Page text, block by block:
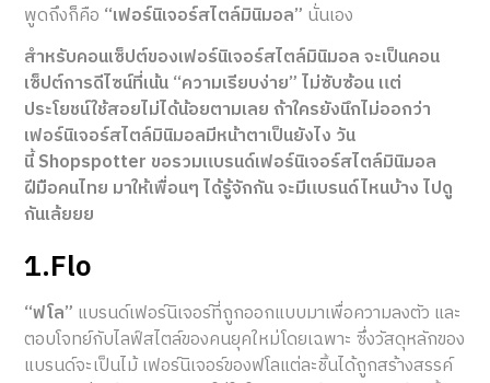
พูดถึงก็คือ “เฟอร์นิเจอร์สไตล์มินิมอล” นั่นเอง
สำหรับคอนเซ็ปต์ของเฟอร์นิเจอร์สไตล์มินิมอล จะเป็นคอน
เซ็ปต์การดีไซน์ที่เน้น “ความเรียบง่าย” ไม่ซับซ้อน แต่
ประโยชน์ใช้สอยไม่ได้น้อยตามเลย ถ้าใครยังนึกไม่ออกว่า
เฟอร์นิเจอร์สไตล์มินิมอลมีหน้าตาเป็นยังไง วัน
นี้ Shopspotter ขอรวมแบรนด์เฟอร์นิเจอร์สไตล์มินิมอล
ฝีมือคนไทย มาให้เพื่อนๆ ได้รู้จักกัน จะมีแบรนด์ไหนบ้าง ไปดู
กันเล้ยยย
1.Flo
“ฟโล” แบรนด์เฟอร์นิเจอร์ที่ถูกออกแบบมาเพื่อความลงตัว และ
ตอบโจทย์กับไลฟ์สไตล์ของคนยุคใหม่โดยเฉพาะ ซึ่งวัสดุหลักของ
แบรนด์จะเป็นไม้ เฟอร์นิเจอร์ของฟโลแต่ละชิ้นได้ถูกสร้างสรรค์